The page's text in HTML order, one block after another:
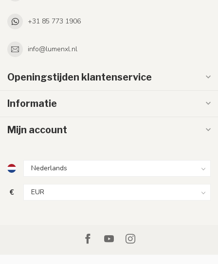
+31 85 773 1906
info@lumenxl.nl
Openingstijden klantenservice
Informatie
Mijn account
€